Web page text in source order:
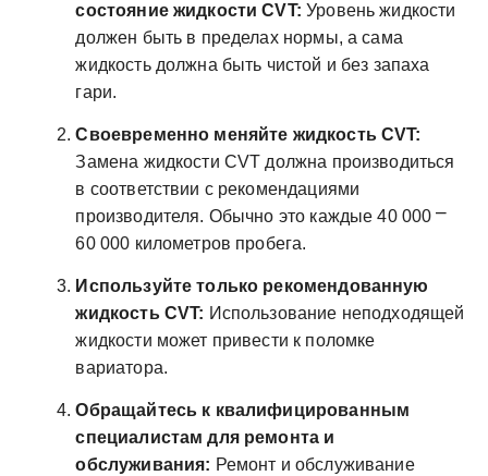
состояние жидкости CVT: Уровень жидкости
должен быть в пределах нормы, а сама
жидкость должна быть чистой и без запаха
гари.
Своевременно меняйте жидкость CVT:
Замена жидкости CVT должна производиться
в соответствии с рекомендациями
производителя. Обычно это каждые 40 000 ⎻
60 000 километров пробега.
Используйте только рекомендованную
жидкость CVT: Использование неподходящей
жидкости может привести к поломке
вариатора.
Обращайтесь к квалифицированным
специалистам для ремонта и
обслуживания: Ремонт и обслуживание